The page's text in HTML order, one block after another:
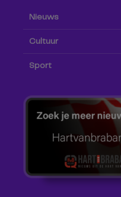
Nieuws
Cultuur
Sport